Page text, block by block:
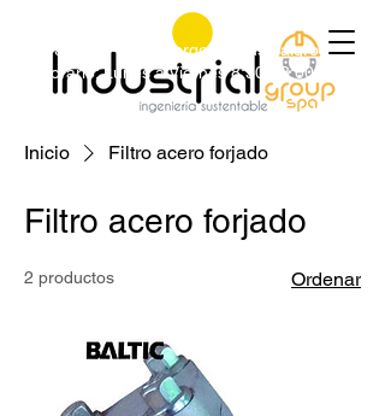
+56 9 9829 4014 jorge@industrialgroup.cl
Horario: Lunes a Viernes 8:30-18:00 hrs.
Inicio Filtro acero forjado
Filtro acero forjado
2 productos Ordenar